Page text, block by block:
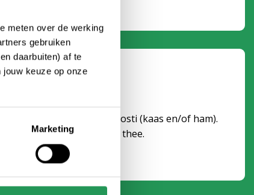
meten over de werking
gebruiken
daarbuiten) af te
keuze op onze
Marketing
pauze van een heerlijke Tosti (kaas en/of ham).
in voor frisdrank, koffie, thee.